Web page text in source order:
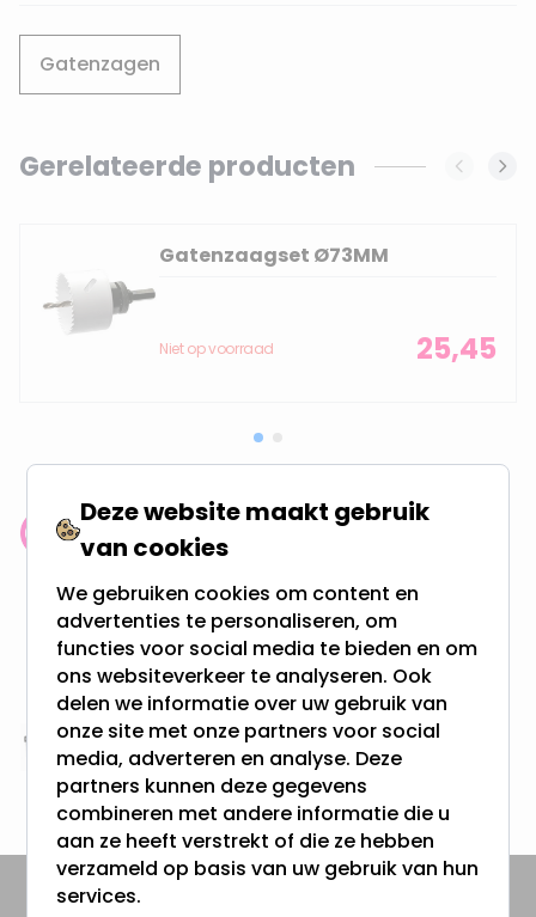
Gatenzagen
Navigating through the elements of the carousel is
Press to skip carousel
Gerelateerde producten
Gatenzaagset Ø73MM
Niet op voorraad 25,45
Klantenbeoordeling: 9.4/10
Gratis verzending + snel geleverd
Vanaf EUR100,- naar NL & BE
& 100 dagen recht op retour
Altijd uit eigen voorraad
3000m2 - 60.000+ Producten
Deze website maakt gebruik
van cookies
We gebruiken cookies om content en
advertenties te personaliseren, om
functies voor social media te bieden en om
ons websiteverkeer te analyseren. Ook
delen we informatie over uw gebruik van
onze site met onze partners voor social
media, adverteren en analyse. Deze
partners kunnen deze gegevens
combineren met andere informatie die u
aan ze heeft verstrekt of die ze hebben
verzameld op basis van uw gebruik van hun
services.